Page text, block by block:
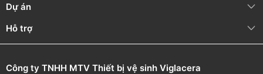
Dự án
Hỗ trợ
Công ty TNHH MTV Thiết bị vệ sinh Viglacera